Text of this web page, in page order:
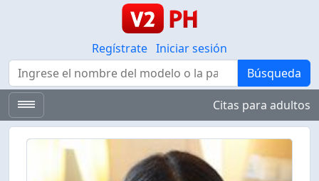
Regístrate Iniciar sesión
Búsqueda
Búsqueda
Citas para adultos